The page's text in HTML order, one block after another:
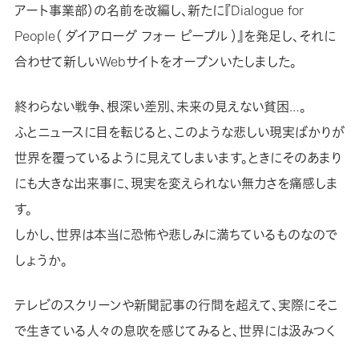
アート事業部）の名前を改編し、新たに『Dialogue for
People（ ダイアローグ フォー ピープル ）』を発足し、それに
合わせて新しいWebサイトをオープンいたしました。
終わらない戦争、根深い差別、未来の見えない貧困…。
ふとニュースに目を転じると、このような悲しい現実ばかりが
世界を覆っているように見えてしまいます。ときにそのあまり
にも大きな出来事に、現実を変えられない無力さを痛感しま
す。
しかし、世界は本当に恐怖や悲しみに満ちているものなので
しょうか。
テレビのスクリーンや新聞記事の行間を超えて、実際にそこ
で生きている人々の息吹を感じてみると、世界には汲みつく